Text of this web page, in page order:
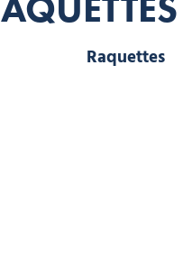
Raquettes,